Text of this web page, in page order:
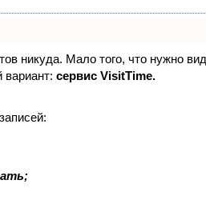
никуда. Мало того, что нужно
сервис VisitTime.